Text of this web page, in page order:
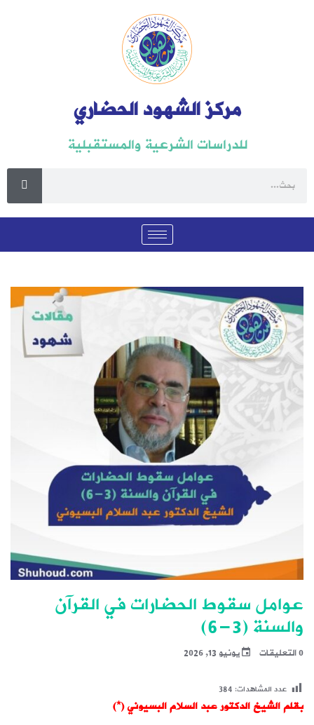
مركز الشهود الحضاري
للدراسات الشرعية والمستقبلية
عوامل سقوط الحضارات في القرآن
والسنة (3-6)
0 التعليقات يونيو 13, 2026
عدد المشاهدات:384
بقلم الشيخ الدكتور عبد السلام البسيوني (*)